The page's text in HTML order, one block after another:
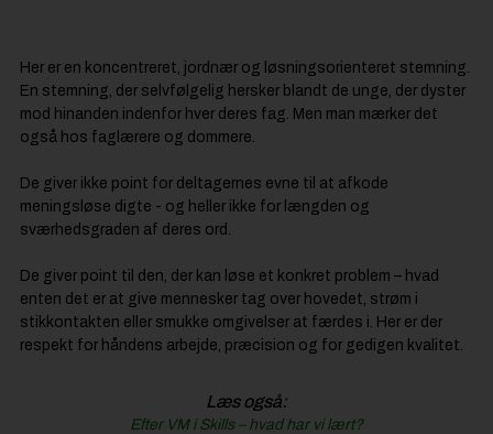
Her er en koncentreret, jordnær og løsningsorienteret stemning.
En stemning, der selvfølgelig hersker blandt de unge, der dyster
mod hinanden indenfor hver deres fag. Men man mærker det
også hos faglærere og dommere.
De giver ikke point for deltagernes evne til at afkode
meningsløse digte - og heller ikke for længden og
sværhedsgraden af deres ord.
De giver point til den, der kan løse et konkret problem – hvad
enten det er at give mennesker tag over hovedet, strøm i
stikkontakten eller smukke omgivelser at færdes i. Her er der
respekt for håndens arbejde, præcision og for gedigen kvalitet.
Læs også:
Efter VM i Skills – hvad har vi lært?